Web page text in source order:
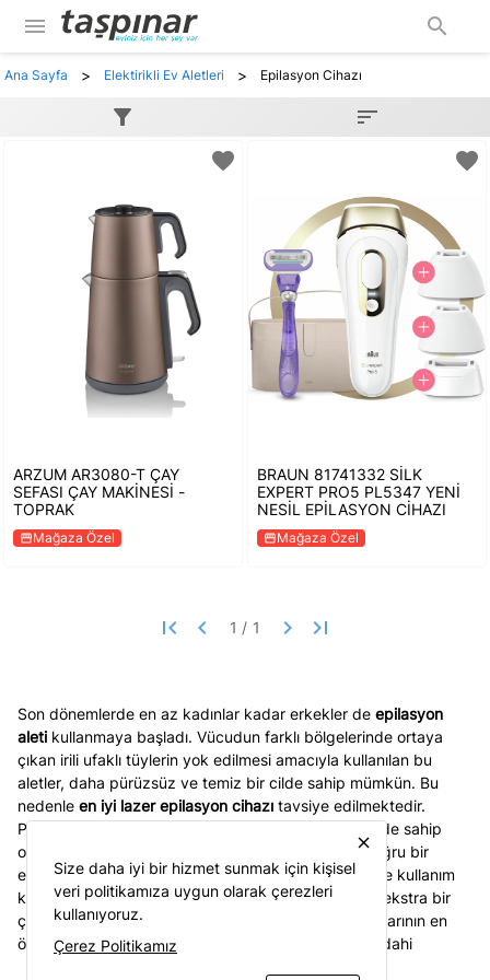
menu search
Ana Sayfa > Elektirikli Ev Aletleri > Epilasyon Cihazı
filter_alt
sort
favorite
ARZUM AR3080-T ÇAY
SEFASI ÇAY MAKİNESİ -
TOPRAK
storefrontMağaza Özel
favorite
BRAUN 81741332 SİLK
EXPERT PRO5 PL5347 YENİ
NESİL EPİLASYON CİHAZI
storefrontMağaza Özel
first_page keyboard_arrow_left keyboard_arrow_right last_page
Son dönemlerde en az kadınlar kadar erkekler de epilasyon
aleti kullanmaya başladı. Vücudun farklı bölgelerinde ortaya
çıkan irili ufaklı tüylerin yok edilmesi amacıyla kullanılan bu
aletler, daha pürüzsüz ve temiz bir cilde sahip mümkün. Bu
nedenle en iyi lazer epilasyon cihazı tavsiye edilmektedir.
Pürüzsüz, temiz, parlak ve oldukça yumuşak bir cilde sahip
olmak için yapılması gereken en önemli konu ise doğru bir
epilasyon cihazına sahip olmaktır. Daha etkili, hızlı ve kullanım
kolaylığı sağlayan bu ürünler ile cilt temizliğiniz için ekstra bir
çaba sarf etmenize gerek kalmıyor. Epilasyon cihazlarının en
önemli avantajlarından bir tanesi ise en ufak tüyleri dahi
close
Size daha iyi bir hizmet sunmak için kişisel
veri politikamıza uygun olarak çerezleri
kullanıyoruz.
Çerez Politikamız